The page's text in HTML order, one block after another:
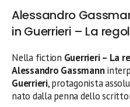
Alessandro
in Guerrieri – La
Nella fiction Guerrieri – La
Alessandro Gassmann
Guerrieri, protagonista
nato dalla penna dello